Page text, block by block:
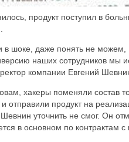
продукт поступил в
шоке, даже понять не можем,
наших сотрудников мы
компании Евгений
хакеры поменяли состав
отправили продукт на
уточнить не смог. Он
в основном по контрактам